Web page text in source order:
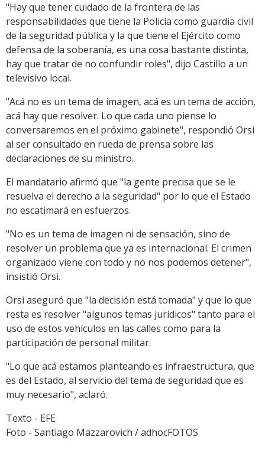
"Hay que tener cuidado de la frontera de las
responsabilidades que tiene la Policía como guardia civil
de la seguridad pública y la que tiene el Ejército como
defensa de la soberanía, es una cosa bastante distinta,
hay que tratar de no confundir roles", dijo Castillo a un
televisivo local.
"Acá no es un tema de imagen, acá es un tema de acción,
acá hay que resolver. Lo que cada uno piense lo
conversaremos en el próximo gabinete", respondió Orsi
al ser consultado en rueda de prensa sobre las
declaraciones de su ministro.
El mandatario afirmó que "la gente precisa que se le
resuelva el derecho a la seguridad" por lo que el Estado
no escatimará en esfuerzos.
"No es un tema de imagen ni de sensación, sino de
resolver un problema que ya es internacional. El crimen
organizado viene con todo y no nos podemos detener",
insistió Orsi.
Orsi aseguró que "la decisión está tomada" y que lo que
resta es resolver "algunos temas jurídicos" tanto para el
uso de estos vehículos en las calles como para la
participación de personal militar.
"Lo que acá estamos planteando es infraestructura, que
es del Estado, al servicio del tema de seguridad que es
muy necesario", aclaró.
Texto - EFE
Foto - Santiago Mazzarovich / adhocFOTOS